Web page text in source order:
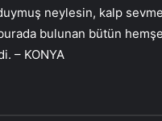
neylesin, kalp
bulunan bütün
– KONYA